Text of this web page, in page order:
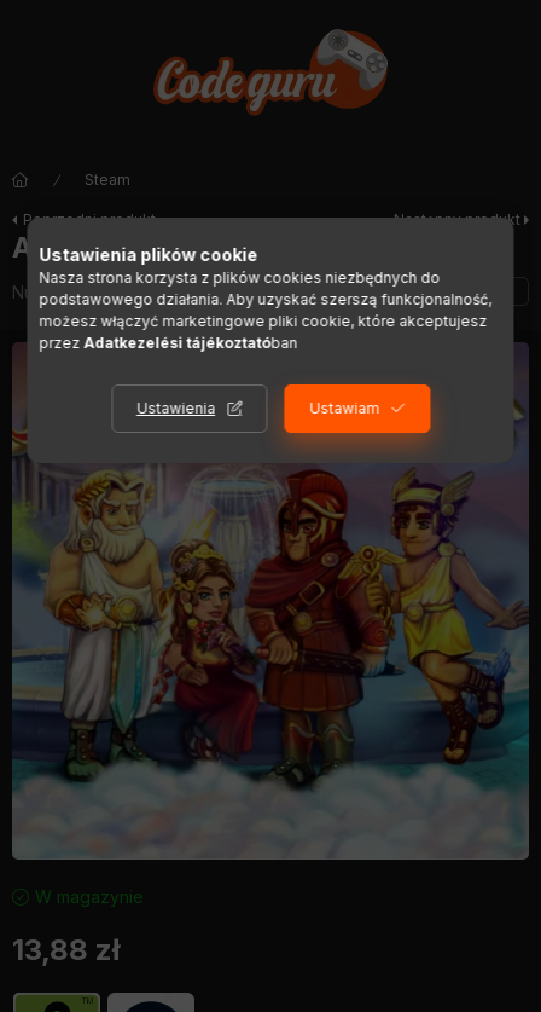
Steam
Poprzedni produkt Następny produkt
All My Gods
Numer artykułu:DIGI00418
W magazynie
13,88 zł
Ustawienia plików cookie
Nasza strona korzysta z plików cookies niezbędnych do
podstawowego działania. Aby uzyskać szerszą funkcjonalność,
możesz włączyć marketingowe pliki cookie, które akceptujesz
przezAdatkezelési tájékoztatóban
Ustawienia Ustawiam